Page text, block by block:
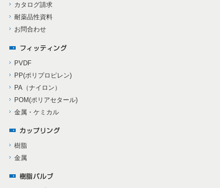
カタログ請求
耐薬品性資料
お問合わせ
PVDF
PP(ポリプロピレン)
PA（ナイロン）
POM(ポリアセタール)
金属・ケミカル
樹脂
金属